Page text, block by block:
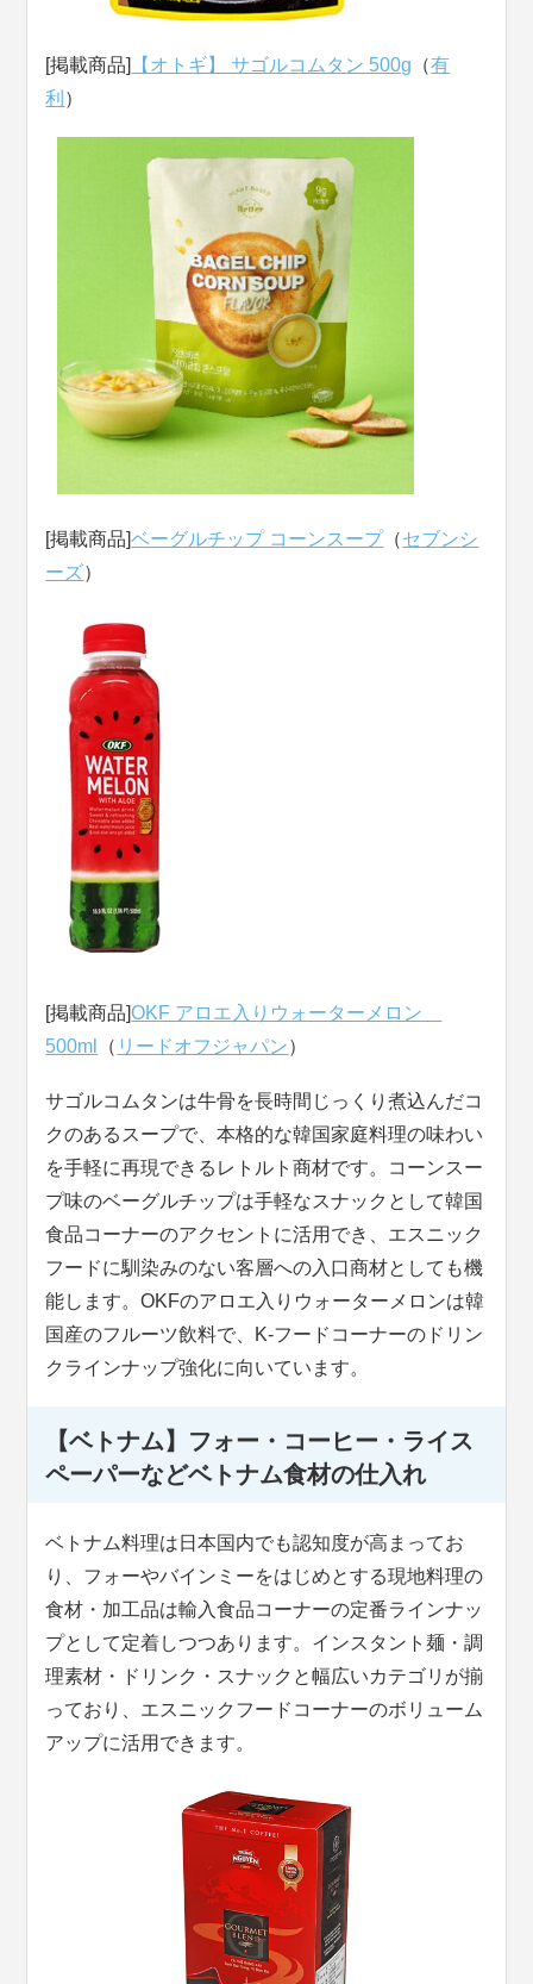
[掲載商品] 【オトギ】 サゴルコムタン 500g （有
利 ）
[掲載商品]ベーグルチップ コーンスープ（セブンシ
ーズ）
[掲載商品]OKF アロエ入りウォーターメロン
500ml
（ リードオフジャパン）
サゴルコムタンは牛骨を長時間じっくり煮込んだコ
クのあるスープで、本格的な韓国家庭料理の味わい
を手軽に再現できるレトルト商材です。コーンスー
プ味のベーグルチップは手軽なスナックとして韓国
食品コーナーのアクセントに活用でき、エスニック
フードに馴染みのない客層への入口商材としても機
能します。OKFのアロエ入りウォーターメロンは韓
国産のフルーツ飲料で、K-フードコーナーのドリン
クラインナップ強化に向いています。
【ベトナム】フォー・コーヒー・ライス
ペーパーなどベトナム食材の仕入れ
ベトナム料理は日本国内でも認知度が高まってお
り、フォーやバインミーをはじめとする現地料理の
食材・加工品は輸入食品コーナーの定番ラインナッ
プとして定着しつつあります。インスタント麺・調
理素材・ドリンク・スナックと幅広いカテゴリが揃
っており、エスニックフードコーナーのボリューム
アップに活用できます。